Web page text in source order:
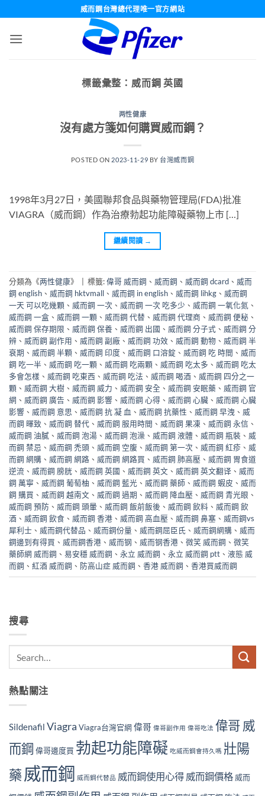
威而鋼台灣總代理唯一官方網站
標籤彙整： 威而鋼 英國
两性健康
沒有處方箋如何購買威而鋼？
POSTED ON 2023-11-29 BY 台灣威而鋼
1998年3月27日，美國聯邦食品與藥物管理局(FDA)批准
VIAGRA（威而鋼）作為治療勃起功能障礙藥物上市 […]
繼續閱讀 →
分類為《两性健康》 標籤:偉哥 威而鋼 、 威而鋼 、 威而鋼 dcard 、 威而
鋼 english 、 威而鋼 hktvmall 、 威而鋼 in english 、 威而鋼 lihkg 、 威而鋼
一天 可以吃幾顆 、 威而鋼 一次 、 威而鋼 一次 吃多少 、 威而鋼 一氧化氮 、
威而鋼 一盒 、 威而鋼 一顆 、 威而鋼 代替 、 威而鋼 代理商 、 威而鋼 便秘 、
威而鋼 保存期限 、 威而鋼 保養 、 威而鋼 出國 、 威而鋼 分子式 、 威而鋼 分
辨 、 威而鋼 副作用 、 威而鋼 副廠 、 威而鋼 功效 、 威而鋼 動物 、 威而鋼 半
衰期 、 威而鋼 半顆 、 威而鋼 印度 、 威而鋼 口溶錠 、 威而鋼 吃 時間 、 威而
鋼 吃一半 、 威而鋼 吃一顆 、 威而鋼 吃兩顆 、 威而鋼 吃太多 、 威而鋼 吃太
多會怎樣 、 威而鋼 吃東西 、 威而鋼 吃法 、 威而鋼 喝酒 、 威而鋼 四分之一
顆 、 威而鋼 大樹 、 威而鋼 威力 、 威而鋼 安全 、 威而鋼 安眠藥 、 威而鋼 官
網 、 威而鋼 廣告 、 威而鋼 影響 、 威而鋼 心得 、 威而鋼 心臟 、 威而鋼 心臟
影響 、 威而鋼 意思 、 威而鋼 抗 凝 血 、 威而鋼 抗藥性 、 威而鋼 早洩 、 威
而鋼 暉致 、 威而鋼 替代 、 威而鋼 服用時間 、 威而鋼 果凍 、 威而鋼 永信 、
威而鋼 油膩 、 威而鋼 泡湯 、 威而鋼 泡澡 、 威而鋼 液體 、 威而鋼 瓶裝 、 威
而鋼 禁忌 、 威而鋼 禿頭 、 威而鋼 空腹 、 威而鋼 第一次 、 威而鋼 紅疹 、 威
而鋼 網購 、 威而鋼 網路 、 威而鋼 網路買 、 威而鋼 肺高壓 、 威而鋼 胃食道
逆流 、 威而鋼 膀胱 、 威而鋼 英國 、 威而鋼 英文 、 威而鋼 英文翻译 、 威而
鋼 萬寧 、 威而鋼 葡萄柚 、 威而鋼 藍光 、 威而鋼 藥師 、 威而鋼 蝦皮 、 威而
鋼 購買 、 威而鋼 越南文 、 威而鋼 過期 、 威而鋼 降血壓 、 威而鋼 青光眼 、
威而鋼 預防 、 威而鋼 頭暈 、 威而鋼 飯前飯後 、 威而鋼 飲料 、 威而鋼 飲
酒 、 威而鋼 飲食 、 威而鋼 香港 、 威而鋼 高血壓 、 威而鋼 鼻塞 、 威而鋼vs
犀利士 、 威而鋼代替品 、 威而鋼份量 、 威而鋼屈臣氏 、 威而鋼網購 、 威而
鋼邊到有得買 、 威而鋼香港 、 威而钢 、 威而钢香港 、 微笑 威而鋼 、 微笑
藥師網 威而鋼 、 易安穩 威而鋼 、 永立 威而鋼 、 永立 威而鋼 ptt 、 液態 威
而鋼 、 紅酒 威而鋼 、 防高山症 威而鋼 、 香港 威而鋼 、 香港買威而鋼
搜尋
熱點關注
Sildenafil Viagra Viagra台灣官網偉哥 偉哥副作用 偉哥吃法 偉哥 威
而鋼 偉哥邊度買 勃起功能障礙 吃威而鋼會持久嗎 壯陽
藥 威而鋼 威而鋼代替品 威而鋼使用心得 威而鋼價格 威而